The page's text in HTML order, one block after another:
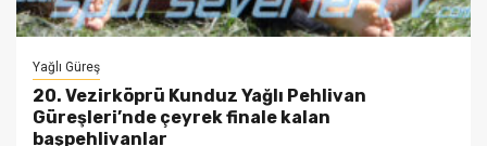
Yağlı Güreş
20. Vezirköprü Kunduz Yağlı Pehlivan
Güreşleri’nde çeyrek finale kalan
başpehlivanlar